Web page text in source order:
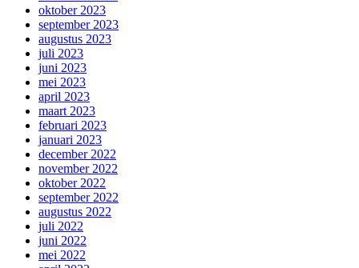
oktober 2023
september 2023
augustus 2023
juli 2023
juni 2023
mei 2023
april 2023
maart 2023
februari 2023
januari 2023
december 2022
november 2022
oktober 2022
september 2022
augustus 2022
juli 2022
juni 2022
mei 2022